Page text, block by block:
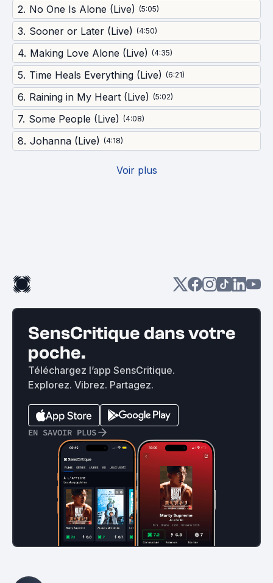
2. No One Is Alone (Live) (5:05)
3. Sooner or Later (Live) (4:50)
4. Making Love Alone (Live) (4:35)
5. Time Heals Everything (Live) (6:21)
6. Raining in My Heart (Live) (5:02)
7. Some People (Live) (4:08)
8. Johanna (Live) (4:18)
Voir plus
SensCritique dans votre
poche.
Téléchargez l’app SensCritique.
Explorez. Vibrez. Partagez.
EN SAVOIR PLUS